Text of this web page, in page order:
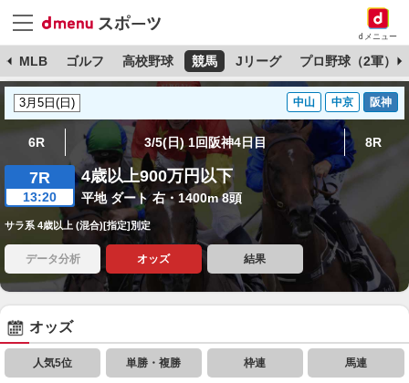
dメニュー
MLB ゴルフ 高校野球 競馬 Jリーグ プロ野球（2軍）
中山 中京 阪神
6R 3/5(日) 1回阪神4日目 8R
7R
13:20
4歳以上900万円以下
平地 ダート 右・1400m 8頭
サラ系 4歳以上 (混合)[指定]別定
データ分析 オッズ 結果
オッズ
人気5位 単勝・複勝 枠連 馬連